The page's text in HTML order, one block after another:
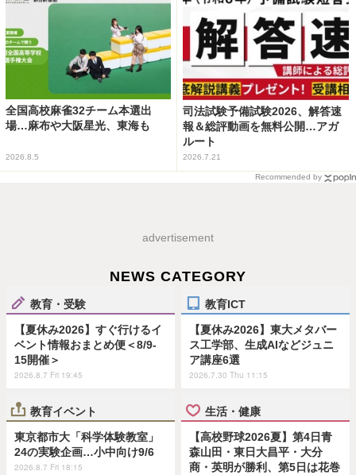
全国高校麻雀32チーム本選出
場…麻布や大阪星光、東海も
2026.8.5
司法試験予備試験2026、解答速
報＆総評動画を無料公開…アガ
ルート
2026.7.21
Recommended by
advertisement
NEWS CATEGORY
教育・受験
【夏休み2026】すぐ行けるイ
ベント情報おまとめ便＜8/9-
15開催＞
2026.8.7 Fri 19:45
教育ICT
【夏休み2026】東大メタバー
ス工学部、生成AIなどジュニ
ア講座6選
2026.7.30 Thu 11:15
教育イベント
東京都市大「科学体験教室」
24の実験企画…小中向け9/6
2026.8.7 Fri 18:15
生活・健康
【高校野球2026夏】第4日青
森山田・東日大昌平・大分
商・英明が勝利、第5日は花巻